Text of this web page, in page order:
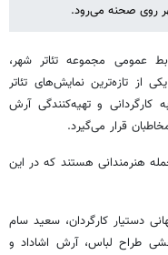
عمومی مجموعه تئاتر شهر،
از تازه‌ترین نمایش‌های تئاتر
۳۱ اردیبهشت به کارگردانی و تهیه‌کنندگی آرش
قرار می‌گیرد.
هنرمندانی هستند که در این
دستیار کارگردان، سعید سام
طراح لباس، آرش اشاداد و